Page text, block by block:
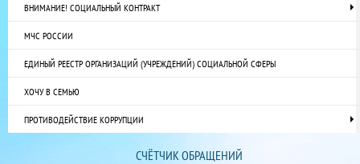
ВНИМАНИЕ! СОЦИАЛЬНЫЙ КОНТРАКТ
МЧС РОССИИ
ЕДИНЫЙ РЕЕСТР ОРГАНИЗАЦИЙ (УЧРЕЖДЕНИЙ) СОЦИАЛЬНОЙ СФЕРЫ
ХОЧУ В СЕМЬЮ
ПРОТИВОДЕЙСТВИЕ КОРРУПЦИИ
СЧЁТЧИК ОБРАЩЕНИЙ